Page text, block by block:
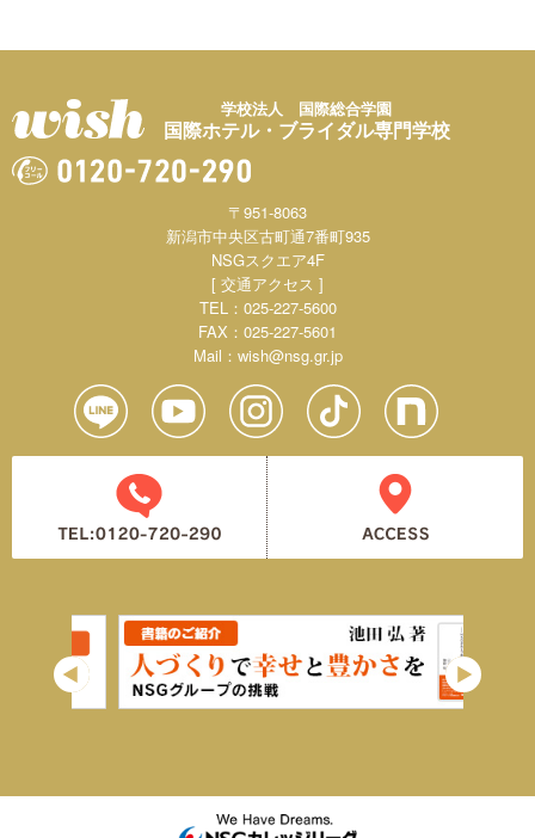
学校法人 国際総合学園
国際ホテル・ブライダル専門学校
〒951-8063
新潟市中央区古町通7番町935
NSGスクエア4F
[ 交通アクセス ]
TEL：025-227-5600
FAX：025-227-5601
Mail： wish@nsg.gr.jp